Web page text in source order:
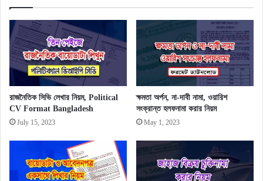
রাজনৈতিক সিভি লেখার নিয়ম, Political
CV Format Bangladesh
July 15, 2023
ক্ষমতা অর্পন, না-দাবী নামা, ওয়ারিশ
সংক্রান্ত হলফনামা করার নিয়ম
May 1, 2023